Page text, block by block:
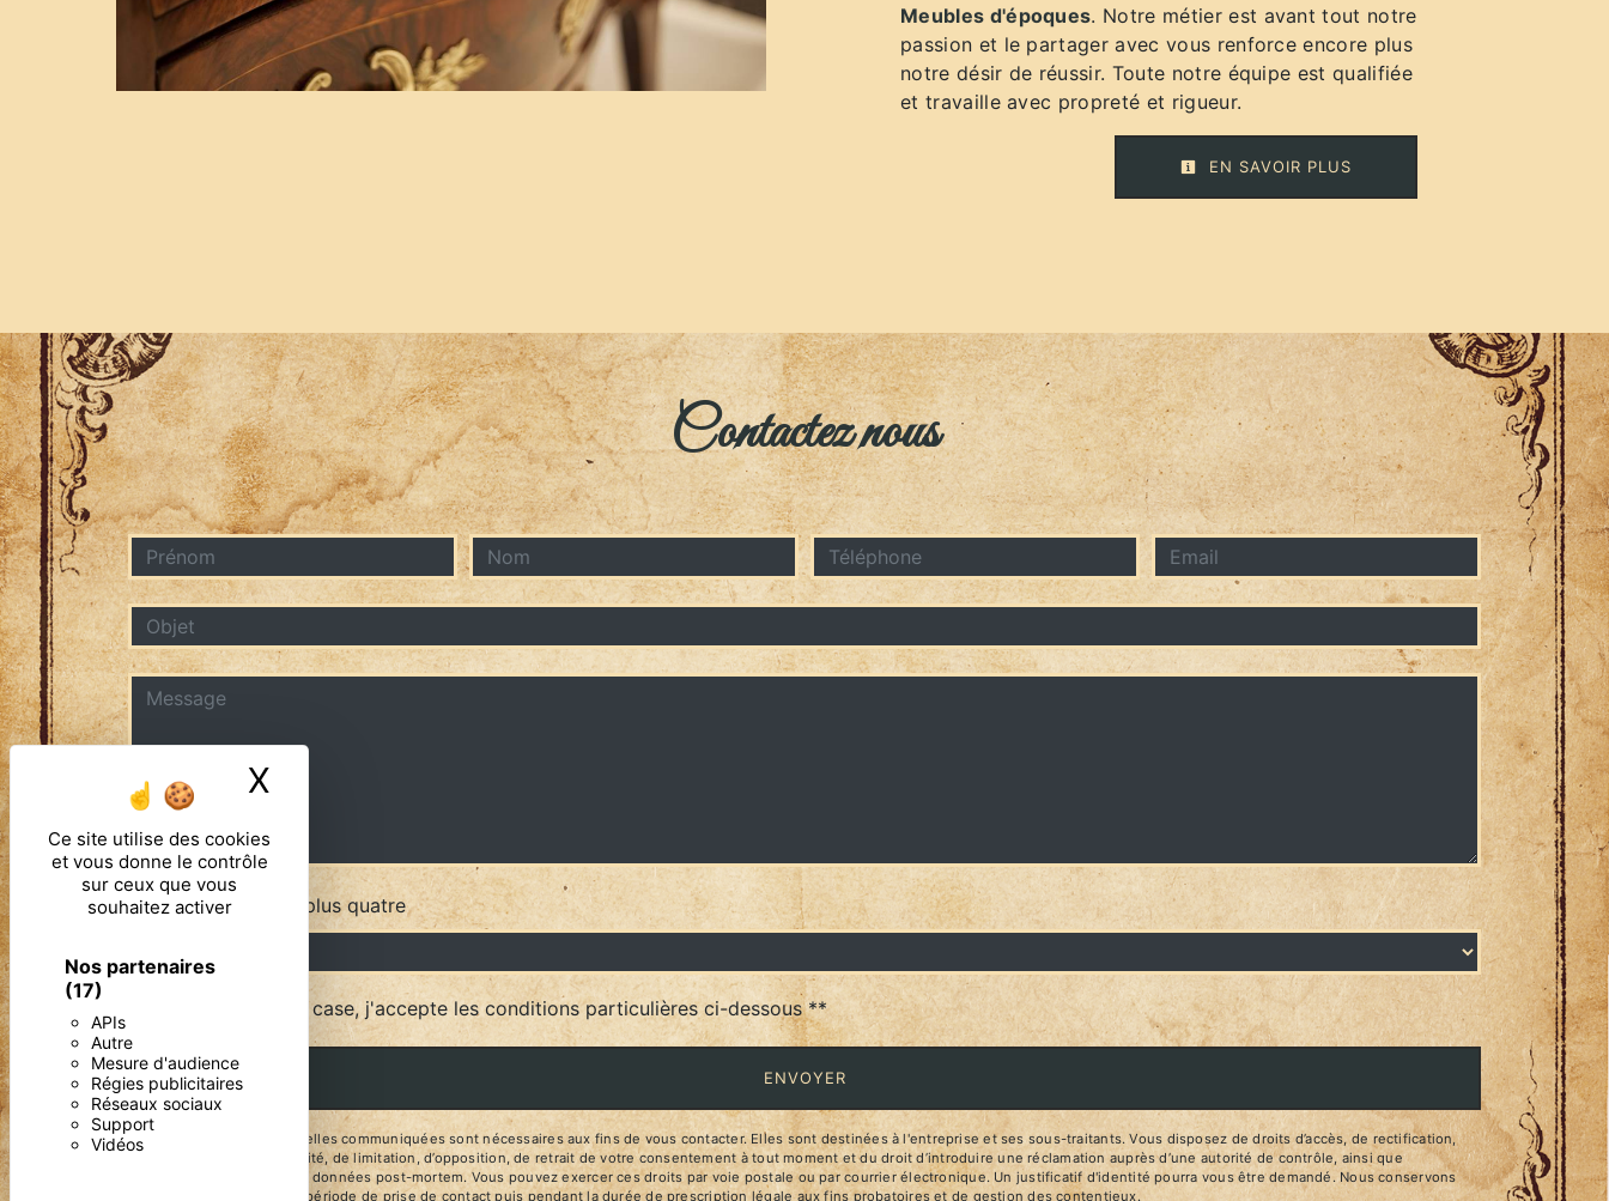
Ce site utilise des cookies
et vous donne le contrôle
sur ceux que vous
souhaitez activer
Nos partenaires
(17)
APIs
Autre
Mesure d'audience
Régies publicitaires
Réseaux sociaux
Support
Vidéos
X
Meubles d'époques. Notre métier est avant tout notre
passion et le partager avec vous renforce encore plus
notre désir de réussir. Toute notre équipe est qualifiée
et travaille avec propreté et rigueur.
EN SAVOIR PLUS
Contactez nous
Combien font sept plus quatre
En cochant cette case, j'accepte les conditions particulières ci-dessous **
ENVOYER
** Les données personnelles communiquées sont nécessaires aux fins de vous contacter. Elles sont destinées à l'entreprise et ses sous-traitants. Vous disposez de droits d’accès, de rectification,
d’effacement, de portabilité, de limitation, d’opposition, de retrait de votre consentement à tout moment et du droit d’introduire une réclamation auprès d’une autorité de contrôle, ainsi que
d’organiser le sort de vos données post-mortem. Vous pouvez exercer ces droits par voie postale ou par courrier électronique. Un justificatif d'identité pourra vous être demandé. Nous conservons
vos données pendant la période de prise de contact puis pendant la durée de prescription légale aux fins probatoires et de gestion des contentieux.